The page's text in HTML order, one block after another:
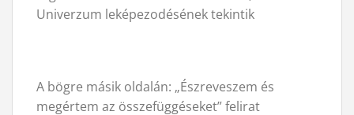
Univerzum leképezodésének tekintik
A bögre másik oldalán: „Észreveszem és
megértem az összefüggéseket” felirat